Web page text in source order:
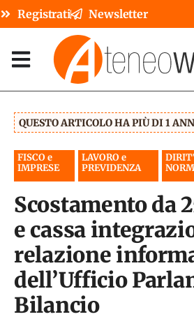
Registrati Newsletter
QUESTO ARTICOLO HA PIÙ DI 1
FISCO e
IMPRESE
LAVORO e
PREVIDENZA
Scostamento da
e cassa
relazione
dell’Ufficio
Bilancio